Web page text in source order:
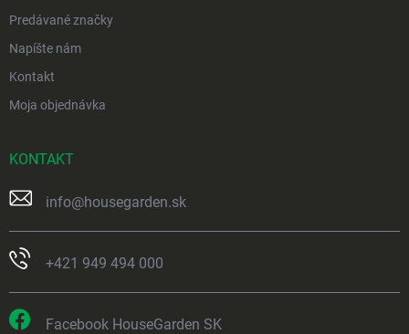
Predávané značky
Napíšte nám
Kontakt
Moja objednávka
KONTAKT
info@housegarden.sk
+421 949 494 000
Facebook HouseGarden SK